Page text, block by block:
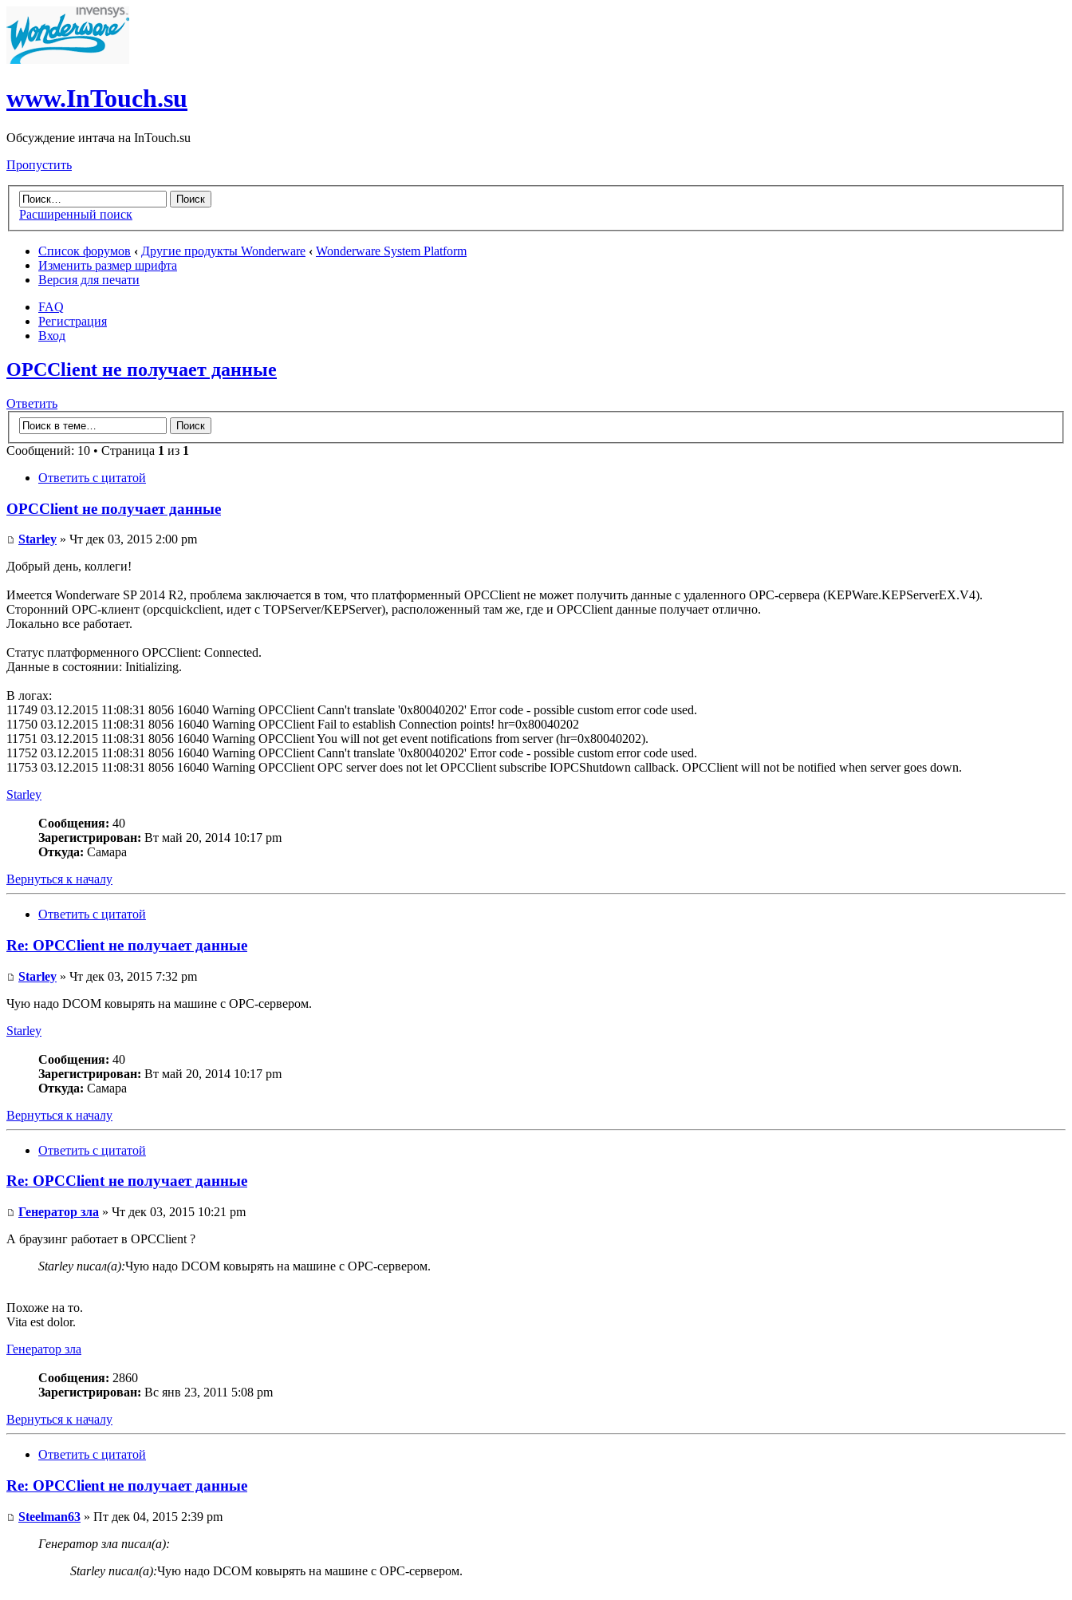
www.InTouch.su
Обсуждение интача на InTouch.su
Пропустить
Расширенный поиск
Список форумов ‹ Другие продукты Wonderware ‹ Wonderware System Platform
Изменить размер шрифта
Версия для печати
FAQ
Регистрация
Вход
OPCClient не получает данные
Ответить
Сообщений: 10 • Страница 1 из 1
Ответить с цитатой
OPCClient не получает данные
Starley » Чт дек 03, 2015 2:00 pm
Добрый день, коллеги!
Имеется Wonderware SP 2014 R2, проблема заключается в том, что платформенный OPCClient не может получить данные с удаленного ОРС-сервера (KEPWare.KEPServerEX.V4).
Сторонний ОРС-клиент (opcquickclient, идет с TOPServer/KEPServer), расположенный там же, где и OPCClient данные получает отлично.
Локально все работает.
Статус платформенного OPCClient: Connected.
Данные в состоянии: Initializing.
В логах:
11749 03.12.2015 11:08:31 8056 16040 Warning OPCClient Cann't translate '0x80040202' Error code - possible custom error code used.
11750 03.12.2015 11:08:31 8056 16040 Warning OPCClient Fail to establish Connection points! hr=0x80040202
11751 03.12.2015 11:08:31 8056 16040 Warning OPCClient You will not get event notifications from server (hr=0x80040202).
11752 03.12.2015 11:08:31 8056 16040 Warning OPCClient Cann't translate '0x80040202' Error code - possible custom error code used.
11753 03.12.2015 11:08:31 8056 16040 Warning OPCClient OPC server does not let OPCClient subscribe IOPCShutdown callback. OPCClient will not be notified when server goes down.
Starley
Сообщения: 40
Зарегистрирован: Вт май 20, 2014 10:17 pm
Откуда: Самара
Вернуться к началу
Ответить с цитатой
Re: OPCClient не получает данные
Starley » Чт дек 03, 2015 7:32 pm
Чую надо DCOM ковырять на машине с ОРС-сервером.
Starley
Сообщения: 40
Зарегистрирован: Вт май 20, 2014 10:17 pm
Откуда: Самара
Вернуться к началу
Ответить с цитатой
Re: OPCClient не получает данные
Генератор зла » Чт дек 03, 2015 10:21 pm
А браузинг работает в OPCClient ?
Starley писал(а):Чую надо DCOM ковырять на машине с ОРС-сервером.
Похоже на то.
Vita est dolor.
Генератор зла
Сообщения: 2860
Зарегистрирован: Вс янв 23, 2011 5:08 pm
Вернуться к началу
Ответить с цитатой
Re: OPCClient не получает данные
Steelman63 » Пт дек 04, 2015 2:39 pm
Генератор зла писал(а):
Starley писал(а):Чую надо DCOM ковырять на машине с ОРС-сервером.